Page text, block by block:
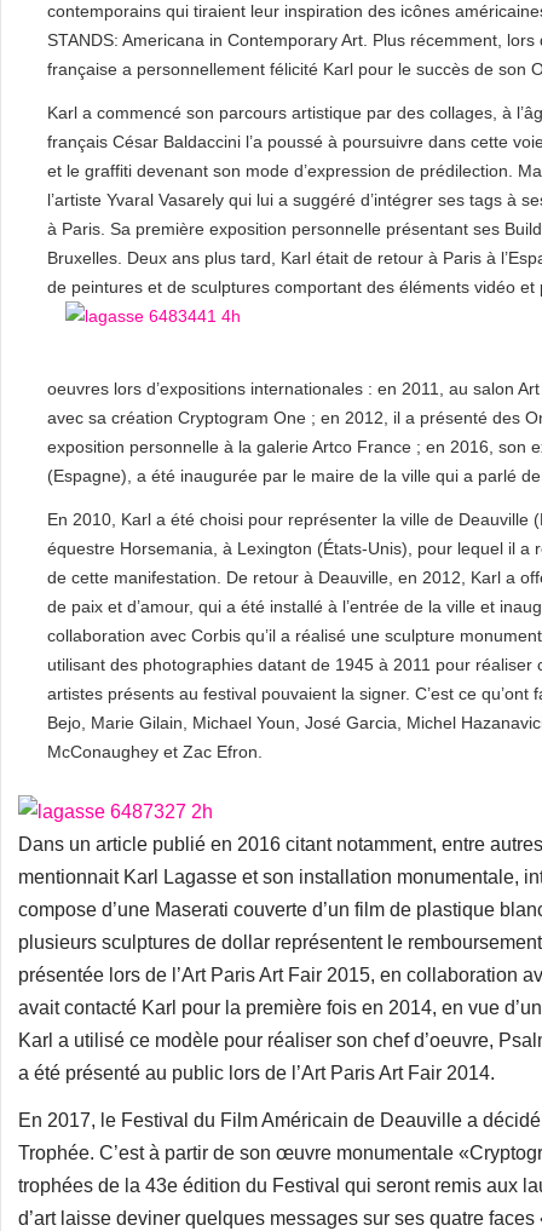
contemporains qui tiraient leur inspiration des icônes
STANDS: Americana in Contemporary Art. Plus récemment,
française a personnellement félicité Karl pour le succès de son
Karl a commencé son parcours artistique par des collages, à
français César Baldaccini l’a poussé à poursuivre dans cette
et le graffiti devenant son mode d’expression de prédilection.
l’artiste Yvaral Vasarely qui lui a suggéré d’intégrer ses tags à
à Paris. Sa première exposition personnelle présentant ses
Bruxelles. Deux ans plus tard, Karl était de retour à Paris à
de peintures et de sculptures comportant des éléments vidéo et
oeuvres lors d’expositions internationales : en 2011, au salon
avec sa création Cryptogram One ; en 2012, il a présenté des
exposition personnelle à la galerie Artco France ; en 2016, son
(Espagne), a été inaugurée par le maire de la ville qui a parlé
En 2010, Karl a été choisi pour représenter la ville de Deauville
équestre Horsemania, à Lexington (États-Unis), pour lequel il a
de cette manifestation. De retour à Deauville, en 2012, Karl a
de paix et d’amour, qui a été installé à l’entrée de la ville et
collaboration avec Corbis qu’il a réalisé une sculpture
utilisant des photographies datant de 1945 à 2011 pour
artistes présents au festival pouvaient la signer. C’est ce
Bejo, Marie Gilain, Michael Youn, José Garcia, Michel
McConaughey et Zac Efron.
Dans un article publié en 2016 citant notamment, entre
mentionnait Karl Lagasse et son installation monumentale,
compose d’une Maserati couverte d’un film de plastique
plusieurs sculptures de dollar représentent le
présentée lors de l’Art Paris Art Fair 2015, en collaboration
avait contacté Karl pour la première fois en 2014, en vue
Karl a utilisé ce modèle pour réaliser son chef d’oeuvre,
a été présenté au public lors de l’Art Paris Art Fair 2014.
En 2017, le Festival du Film Américain de Deauville a
Trophée. C’est à partir de son œuvre monumentale
trophées de la 43e édition du Festival qui seront remis aux
d’art laisse deviner quelques messages sur ses quatre